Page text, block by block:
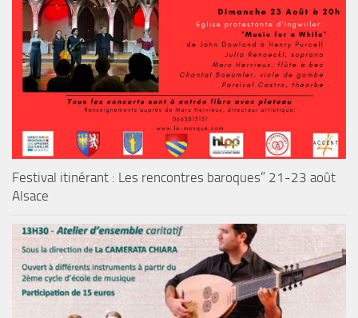
Festival itinérant : Les rencontres baroques” 21-23 août
Alsace